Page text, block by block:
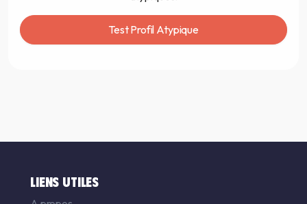
Test Profil Atypique
LIENS UTILES